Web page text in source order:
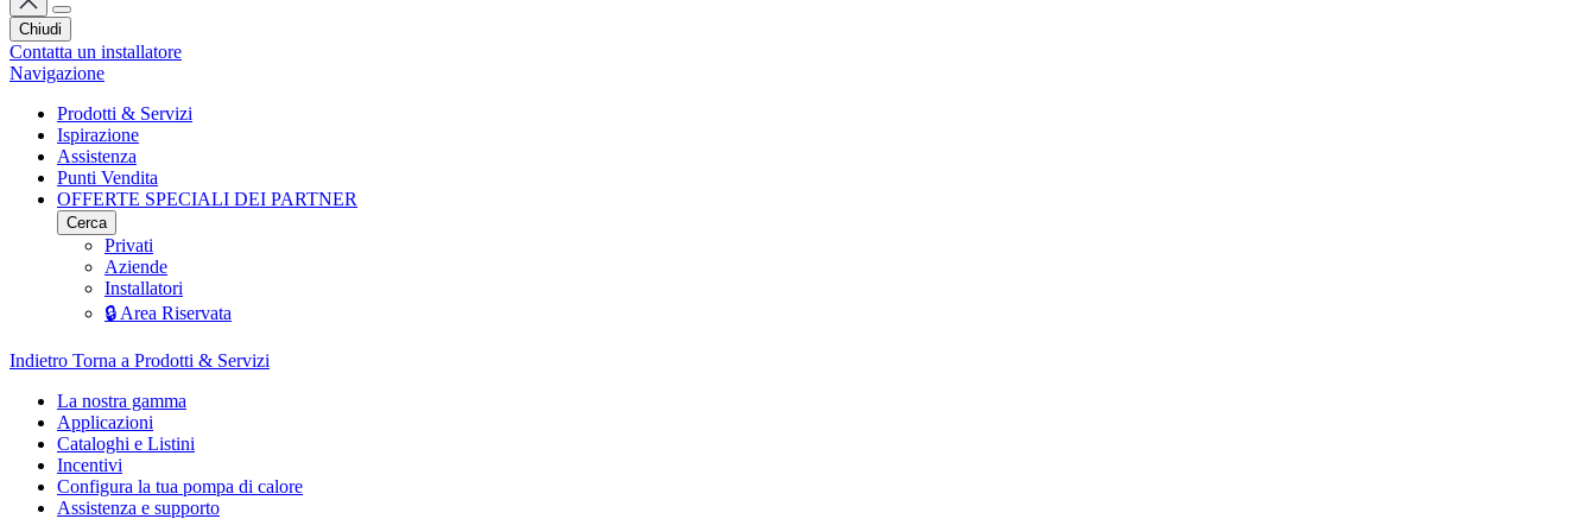
Chiudi
Contatta un installatore
Navigazione
Prodotti & Servizi
Ispirazione
Assistenza
Punti Vendita
OFFERTE SPECIALI DEI PARTNER
Cerca
Privati
Aziende
Installatori
🔒 Area Riservata
Indietro Torna a Prodotti & Servizi
La nostra gamma
Applicazioni
Cataloghi e Listini
Incentivi
Configura la tua pompa di calore
Assistenza e supporto